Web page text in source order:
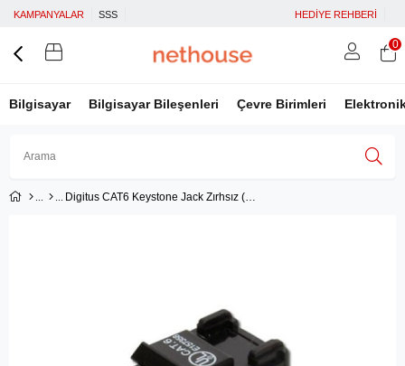
KAMPANYALAR SSS HEDİYE REHBERİ
Bilgisayar Bilgisayar Bileşenleri Çevre Birimleri
Üye Ol Facebook İle Bağlan
0
Digitus CAT6 Keystone Jack Zırhsız (Siyah)